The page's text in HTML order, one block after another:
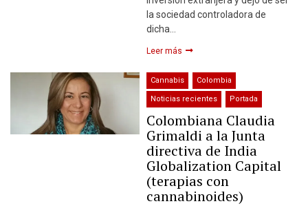
la sociedad controladora de
dicha…
Leer más
Cannabis Colombia
Noticias recientes Portada
Colombiana Claudia
Grimaldi a la Junta
directiva de India
Globalization Capital
(terapias con
cannabinoides)